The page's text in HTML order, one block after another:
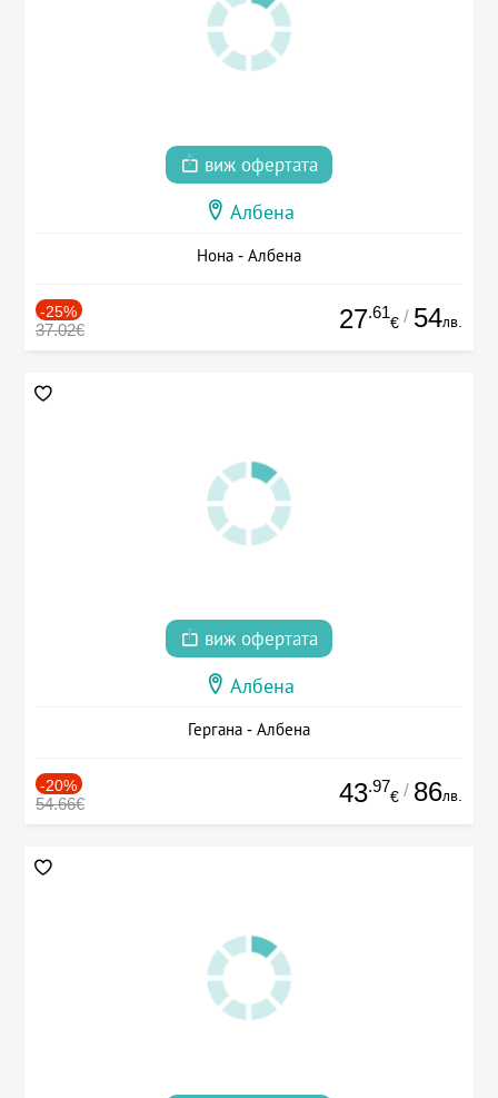
виж офертата
Албена
Нона - Албена
-25%
37.02€ 27.61
€ / 54лв.
виж офертата
Албена
Гергана - Албена
-20%
54.66€ 43.97
€ / 86лв.